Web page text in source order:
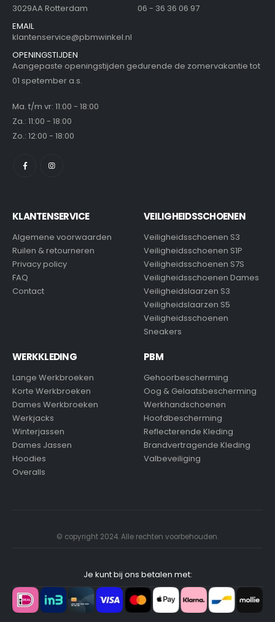
3029AA Rotterdam
06 - 36 36 06 97
EMAIL
klantenservice@pbmwinkel.nl
OPENINGSTIJDEN
Aangepaste openingstijden gedurende de zomervakantie tot
01 spetember a.s.
Ma. t/m vr: 11:00 - 18:00
Za.: 11:00 - 18:00
Zo.: 12:00 - 18:00
KLANTENSERVICE
Algemene voorwaarden
Ruilen & retourneren
Privacy policy
FAQ
Contact
VEILIGHEIDSSCHOENEN
Veiligheidsschoenen S3
Veiligheidsschoenen S1P
Veiligheidsschoenen S7S
Veiligheidsschoenen Dames
Veiligheidslaarzen S3
Veiligheidslaarzen S5
Veiligheidsschoenen
Sneakers
WERKKLEDING
Lange Werkbroeken
Korte Werkbroeken
Dames Werkbroeken
Werkjacks
Winterjassen
Dames Jassen
Hoodies
Overalls
PBM
Gehoorbescherming
Oog & Gelaatsbescherming
Werkhandschoenen
Hoofdbescherming
Reflecterende Kleding
Brandvertragende Kleding
Valbeveiliging
© copyright 2024. Alle rechten voorbehouden.
Je kunt bij ons betalen met: